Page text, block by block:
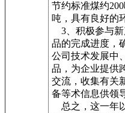
节约标准煤约
吨，具有良好的
3、积极参与新
品的完成进度，
公司技术发展中
品，为企业提供
交流，收集有关
备等术信息供领
总之，这一年